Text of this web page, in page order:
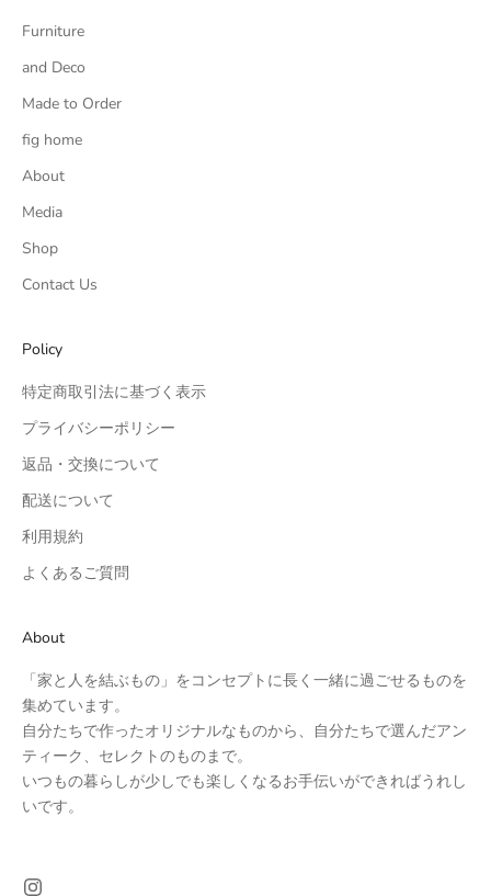
Furniture
and Deco
Made to Order
fig home
About
Media
Shop
Contact Us
Policy
特定商取引法に基づく表示
プライバシーポリシー
返品・交換について
配送について
利用規約
よくあるご質問
About
「家と人を結ぶもの」をコンセプトに長く一緒に過ごせるものを
集めています。
自分たちで作ったオリジナルなものから、自分たちで選んだアン
ティーク、セレクトのものまで。
いつもの暮らしが少しでも楽しくなるお手伝いができればうれし
いです。